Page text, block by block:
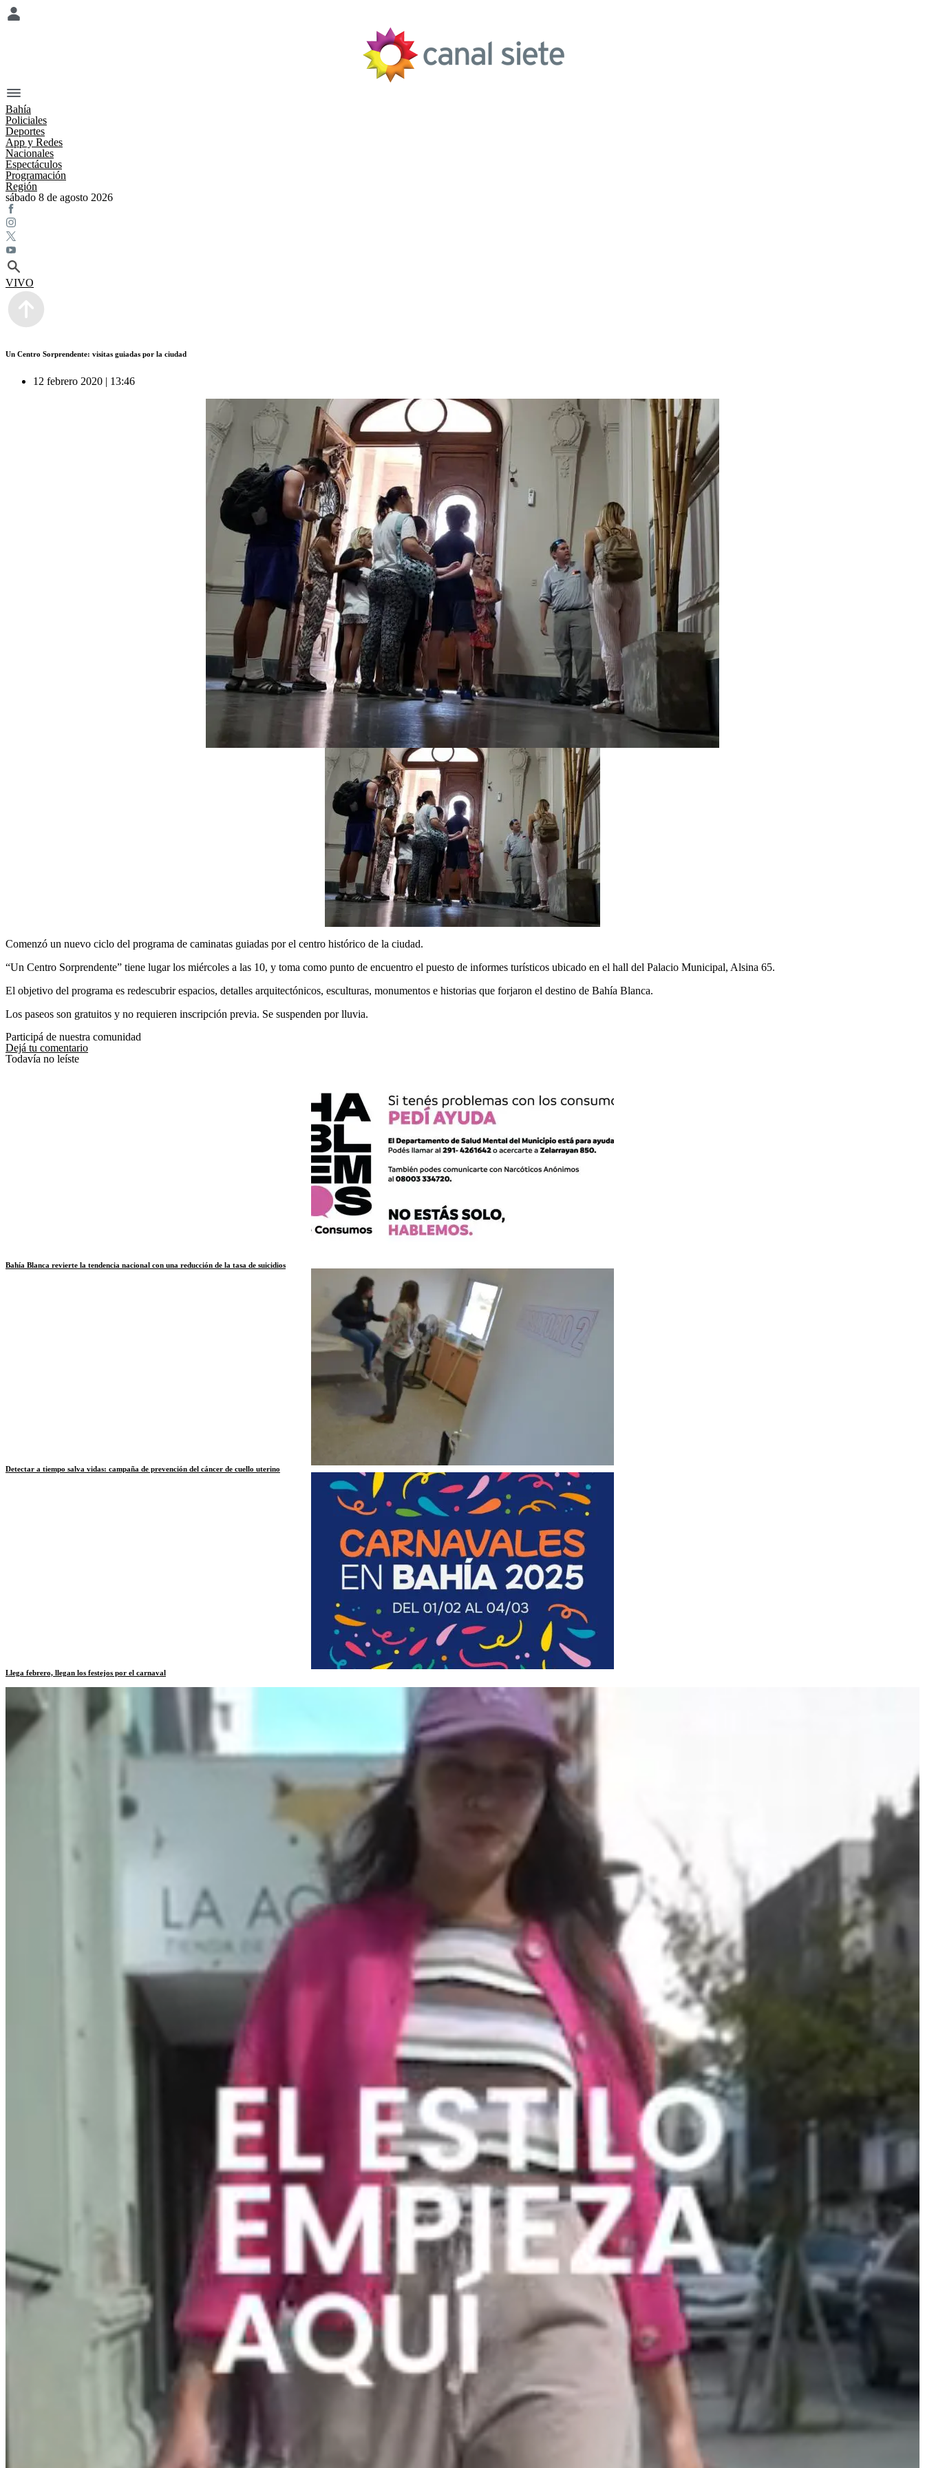
Bahía
Policiales
Deportes
App y Redes
Nacionales
Espectáculos
Programación
Región
sábado 8 de agosto 2026
VIVO
Un Centro Sorprendente: visitas guiadas por la ciudad
12 febrero 2020 | 13:46
Comenzó un nuevo ciclo del programa de caminatas guiadas por el centro histórico de la ciudad.
“Un Centro Sorprendente” tiene lugar los miércoles a las 10, y toma como punto de encuentro el puesto de informes turísticos ubicado en el hall del Palacio Municipal, Alsina 65.
El objetivo del programa es redescubrir espacios, detalles arquitectónicos, esculturas, monumentos e historias que forjaron el destino de Bahía Blanca.
Los paseos son gratuitos y no requieren inscripción previa. Se suspenden por lluvia.
Participá de nuestra comunidad
Dejá tu comentario
Todavía no leíste
Bahía Blanca revierte la tendencia nacional con una reducción de la tasa de suicidios
Detectar a tiempo salva vidas: campaña de prevención del cáncer de cuello uterino
Llega febrero, llegan los festejos por el carnaval